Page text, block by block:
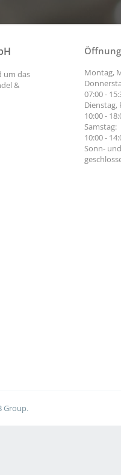
um das
&
Montag,
07:00 -
Dienstag,
10:00 -
Samstag:
10:00 -
Sonn-
Group.